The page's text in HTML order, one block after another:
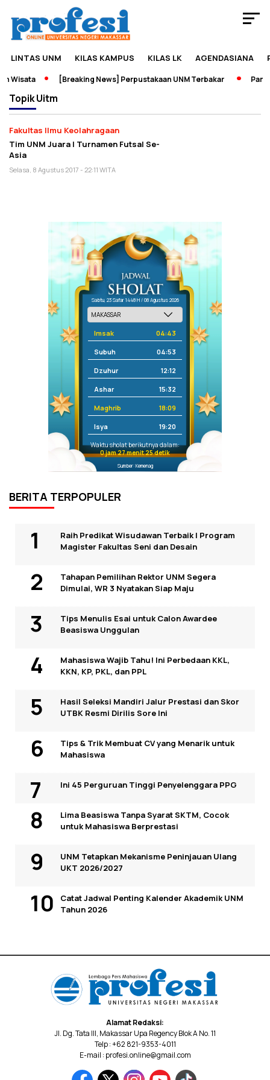
LINTAS UNM KILAS KAMPUS KILAS LK AGENDASIANA
Wisata [Breaking News] Perpustakaan UNM Terbakar
TopikUitm
Fakultas Ilmu Keolahragaan
Tim UNM Juara I Turnamen Futsal Se-
Asia
Selasa, 8 Agustus 2017 - 22:11 WITA
Sabtu, 23 Safar 1448 H / 08 Agustus 2026
Imsak 04:43
Subuh 04:53
Dzuhur 12:12
Ashar 15:32
Maghrib 18:09
Isya 19:20
Waktu sholat berikutnya dalam:
0 jam 27 menit 25 detik
Sumber: Kemenag
BERITA TERPOPULER
Raih Predikat Wisudawan Terbaik I Program
Magister Fakultas Seni dan Desain
Tahapan Pemilihan Rektor UNM Segera
Dimulai, WR 3 Nyatakan Siap Maju
Tips Menulis Esai untuk Calon Awardee
Beasiswa Unggulan
Mahasiswa Wajib Tahu! Ini Perbedaan KKL,
KKN, KP, PKL, dan PPL
Hasil Seleksi Mandiri Jalur Prestasi dan Skor
UTBK Resmi Dirilis Sore Ini
Tips & Trik Membuat CV yang Menarik untuk
Mahasiswa
Ini 45 Perguruan Tinggi Penyelenggara PPG
Lima Beasiswa Tanpa Syarat SKTM, Cocok
untuk Mahasiswa Berprestasi
UNM Tetapkan Mekanisme Peninjauan Ulang
UKT 2026/2027
Catat Jadwal Penting Kalender Akademik UNM
Tahun 2026
Alamat Redaksi:
Jl. Dg. Tata III, Makassar Upa Regency Blok A No. 11
Telp : +62 821-9353-4011
E-mail : profesi.online@gmail.com